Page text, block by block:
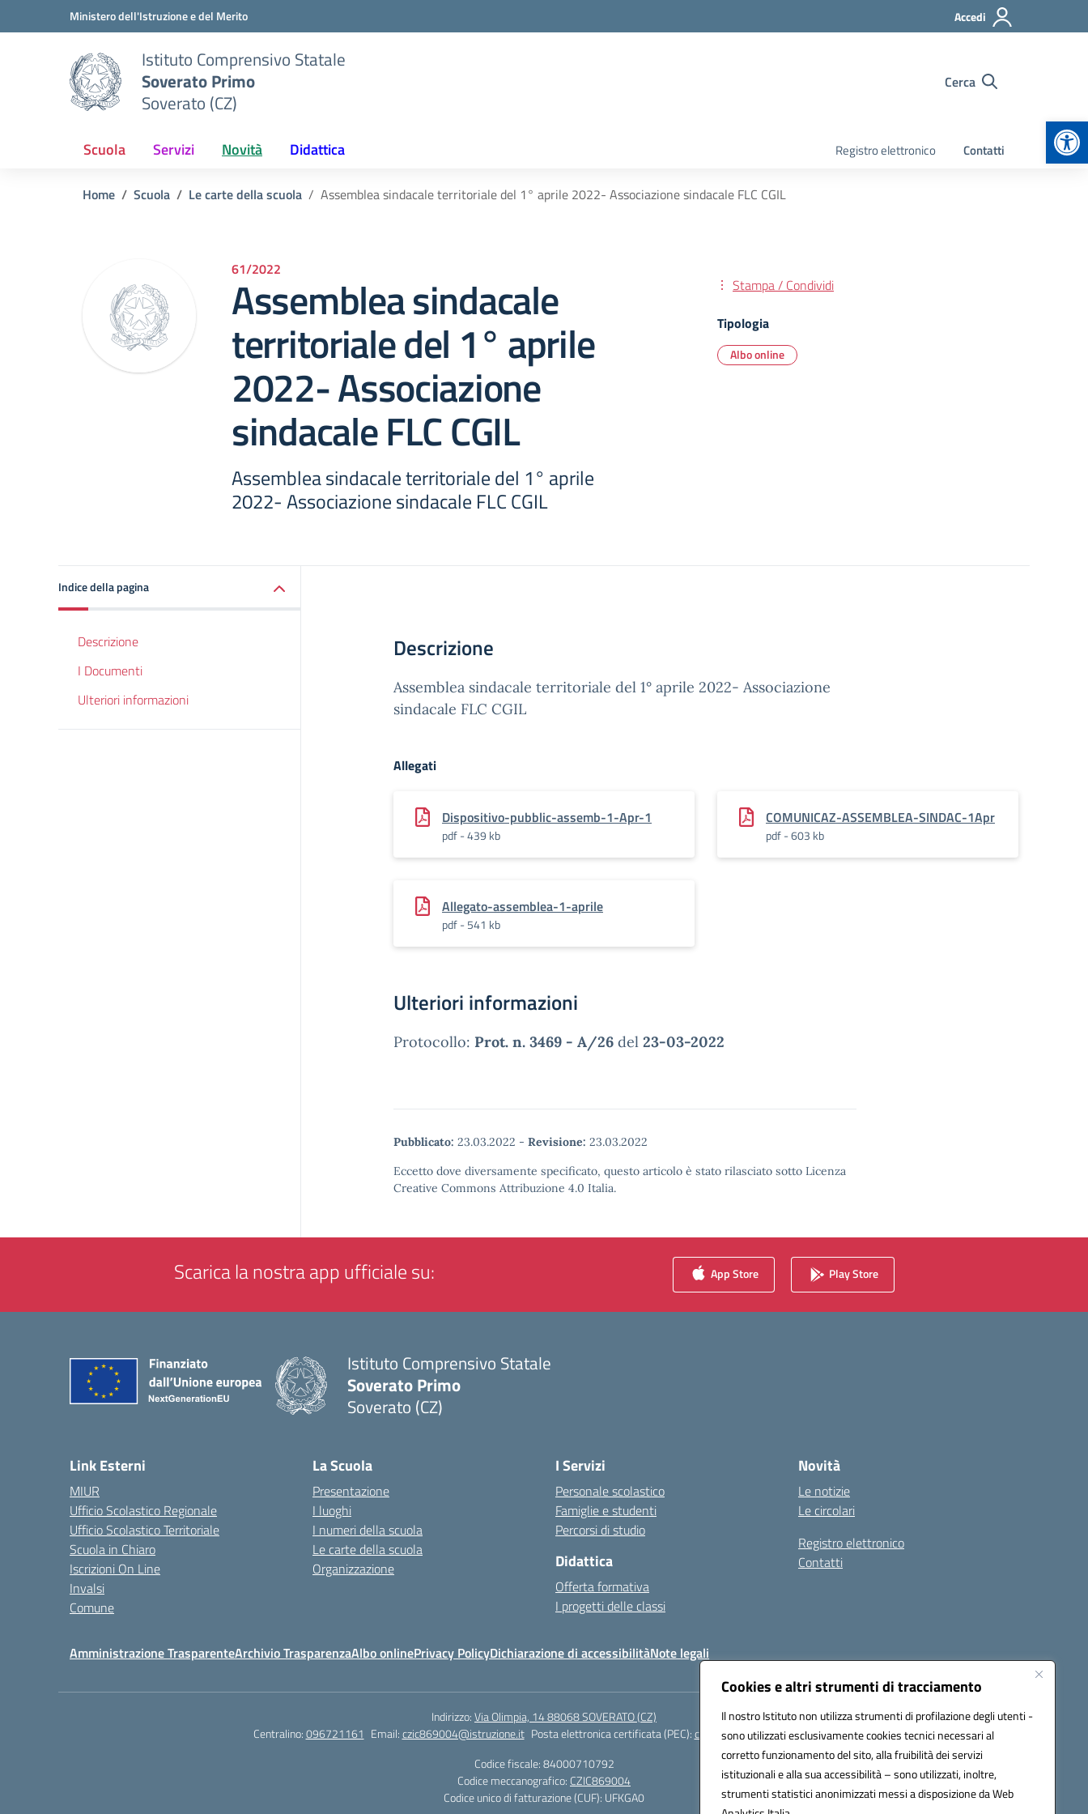
Cookies e altri strumenti di tracciamento
Il nostro Istituto non utilizza strumenti di profilazione degli utenti -
sono utilizzati esclusivamente cookies tecnici necessari al
corretto funzionamento del sito, alla fruibilità dei servizi
istituzionali e alla sua accessibilità – sono utilizzati, inoltre,
strumenti statistici anonimizzati messi a disposizione da Web
Vai ai contenuti
Vai al menu di navigazioneMinistero dell'Istruzione e del Merito Accedi
Istituto Comprensivo Statale
Soverato Primo
Soverato (CZ)
Cerca
Scuola Servizi Novità Didattica Registro elettronico Contatti
Home Scuola Le carte della scuola Assemblea sindacale territoriale del 1° aprile 2022- Associazione sindacale FLC CGIL
61/2022
Assemblea sindacale
territoriale del 1° aprile
2022- Associazione
sindacale FLC CGIL
Assemblea sindacale territoriale del 1° aprile
2022- Associazione sindacale FLC CGIL
Stampa / Condividi
Tipologia
Albo online
Indice della pagina
Descrizione
I Documenti
Ulteriori informazioni
Descrizione
Assemblea sindacale territoriale del 1° aprile 2022- Associazione
sindacale FLC CGIL
Allegati
Dispositivo-pubblic-assemb-1-Apr-1
pdf - 439 kb
COMUNICAZ-ASSEMBLEA-SINDAC-1Apr
pdf - 603 kb
Allegato-assemblea-1-aprile
pdf - 541 kb
Ulteriori informazioni
Protocollo: Prot. n. 3469 - A/26 del 23-03-2022
Pubblicato: 23.03.2022 - Revisione: 23.03.2022
Eccetto dove diversamente specificato, questo articolo è stato rilasciato sotto Licenza
Creative Commons Attribuzione 4.0 Italia.
Scarica la nostra app ufficiale su: App Store Play Store
Istituto Comprensivo Statale
Soverato Primo
Soverato (CZ)
Link Esterni
MIUR
Ufficio Scolastico Regionale
Ufficio Scolastico Territoriale
Scuola in Chiaro
Iscrizioni On Line
Invalsi
Comune
La Scuola
Presentazione
I luoghi
I numeri della scuola
Le carte della scuola
Organizzazione
I Servizi
Personale scolastico
Famiglie e studenti
Percorsi di studio
Didattica
Offerta formativa
I progetti delle classi
Novità
Le notizie
Le circolari
Registro elettronico
Contatti
Amministrazione TrasparenteArchivio TrasparenzaAlbo onlinePrivacy PolicyDichiarazione di accessibilitàNote legali
Indirizzo:Via Olimpia, 14 88068 SOVERATO (CZ)
Centralino:096721161 Email:czic869004@istruzione.it Posta elettronica certificata (PEC):czic869004@pec.istruzione.it
Codice fiscale: 84000710792
Codice meccanografico: CZIC869004
Codice unico di fatturazione (CUF): UFKGA0